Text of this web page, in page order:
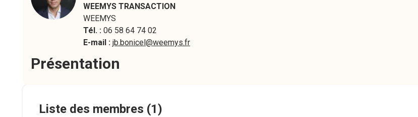
WEEMYS TRANSACTION
WEEMYS
Tél. : 06 58 64 74 02
E-mail : jb.bonicel@weemys.fr
Présentation
Liste des membres (1)